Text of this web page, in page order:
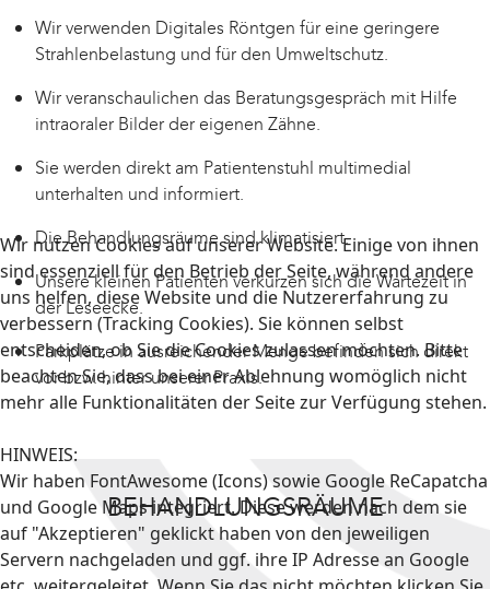
Wir verwenden Digitales Röntgen für eine geringere
Strahlenbelastung und für den Umweltschutz.
Wir veranschaulichen das Beratungsgespräch mit Hilfe
intraoraler Bilder der eigenen Zähne.
Sie werden direkt am Patientenstuhl multimedial
unterhalten und informiert.
Die Behandlungsräume sind klimatisiert.
Unsere kleinen Patienten verkürzen sich die Wartezeit in
der Leseecke.
Parkplätze in ausreichender Menge befinden sich direkt
vor bzw. hinter unserer Praxis.
BEHANDLUNGSRÄUME
Wir nutzen Cookies auf unserer Website. Einige von ihnen
sind essenziell für den Betrieb der Seite, während andere
uns helfen, diese Website und die Nutzererfahrung zu
verbessern (Tracking Cookies). Sie können selbst
entscheiden, ob Sie die Cookies zulassen möchten. Bitte
beachten Sie, dass bei einer Ablehnung womöglich nicht
mehr alle Funktionalitäten der Seite zur Verfügung stehen.
HINWEIS:
Wir haben FontAwesome (Icons) sowie Google ReCapatcha
und Google Maps integriert. Diese werden nach dem sie
auf "Akzeptieren" geklickt haben von den jeweiligen
Servern nachgeladen und ggf. ihre IP Adresse an Google